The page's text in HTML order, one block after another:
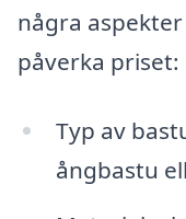
några
påverka priset:
Typ av
ångbastu